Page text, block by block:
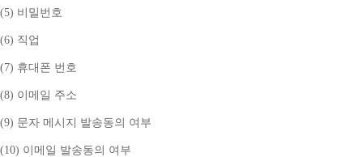
(5) 비밀번호
(6) 직업
(7) 휴대폰 번호
(8) 이메일 주소
(9) 문자 메시지 발송동의 여부
(10) 이메일 발송동의 여부